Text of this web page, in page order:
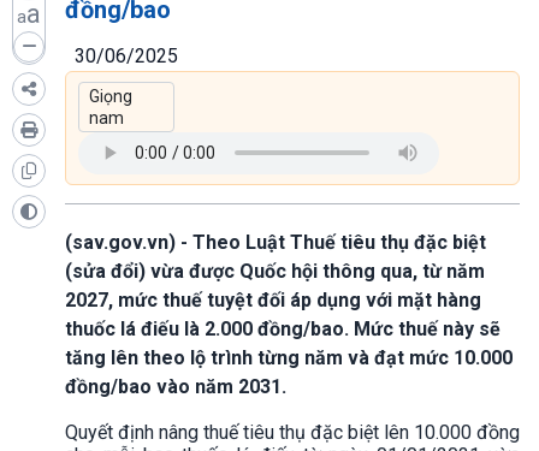
aa
đồng/bao
30/06/2025
(sav.gov.vn) - Theo Luật Thuế tiêu thụ đặc biệt
(sửa đổi) vừa được Quốc hội thông qua, từ năm
2027, mức thuế tuyệt đối áp dụng với mặt hàng
thuốc lá điếu là 2.000 đồng/bao. Mức thuế này sẽ
tăng lên theo lộ trình từng năm và đạt mức 10.000
đồng/bao vào năm 2031.
Quyết định nâng thuế tiêu thụ đặc biệt lên 10.000 đồng